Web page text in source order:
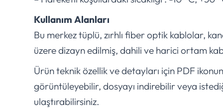
Kullanım Alanları
Bu merkez tüplü, zırhlı fiber optik kablolar,
üzere dizayn edilmiş, dahili ve harici ortam
Ürün teknik özellik ve detayları için PDF
görüntüleyebilir, dosyayı indirebilir veya
ulaştırabilirsiniz.